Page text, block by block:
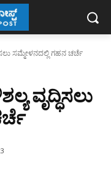
ಸಮ್ಮೇಳನದಲ್ಲಿ ಗಹನ ಚರ್ಚೆ
ವೃದ್ಧಿಸಲು